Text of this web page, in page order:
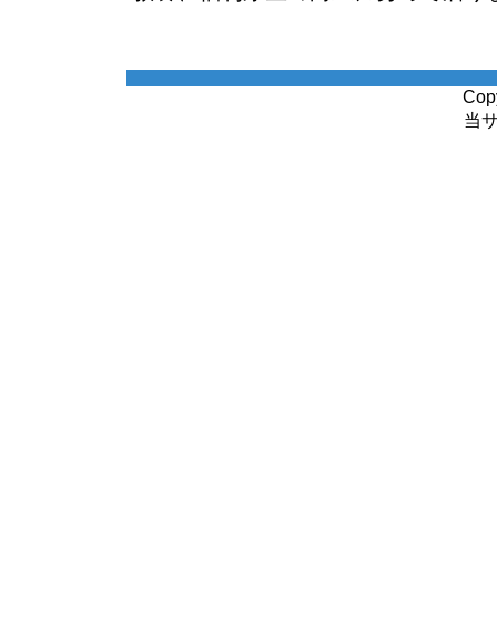
当